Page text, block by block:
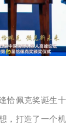
恰佩克奖诞生十
，打造了一个机